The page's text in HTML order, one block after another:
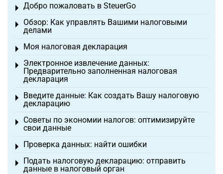
Добро пожаловать в SteuerGo
Toggle menu
Обзор: Как управлять Вашими налоговыми
делами
Toggle menu
Моя налоговая декларация
Toggle menu
Электронное извлечение данных:
Предварительно заполненная налоговая
декларация
Toggle menu
Введите данные: Как создать Вашу налоговую
декларацию
Toggle menu
Советы по экономии налогов: оптимизируйте
свои данные
Toggle menu
Проверка данных: найти ошибки
Toggle menu
Подать налоговую декларацию: отправить
данные в налоговый орган
Toggle menu